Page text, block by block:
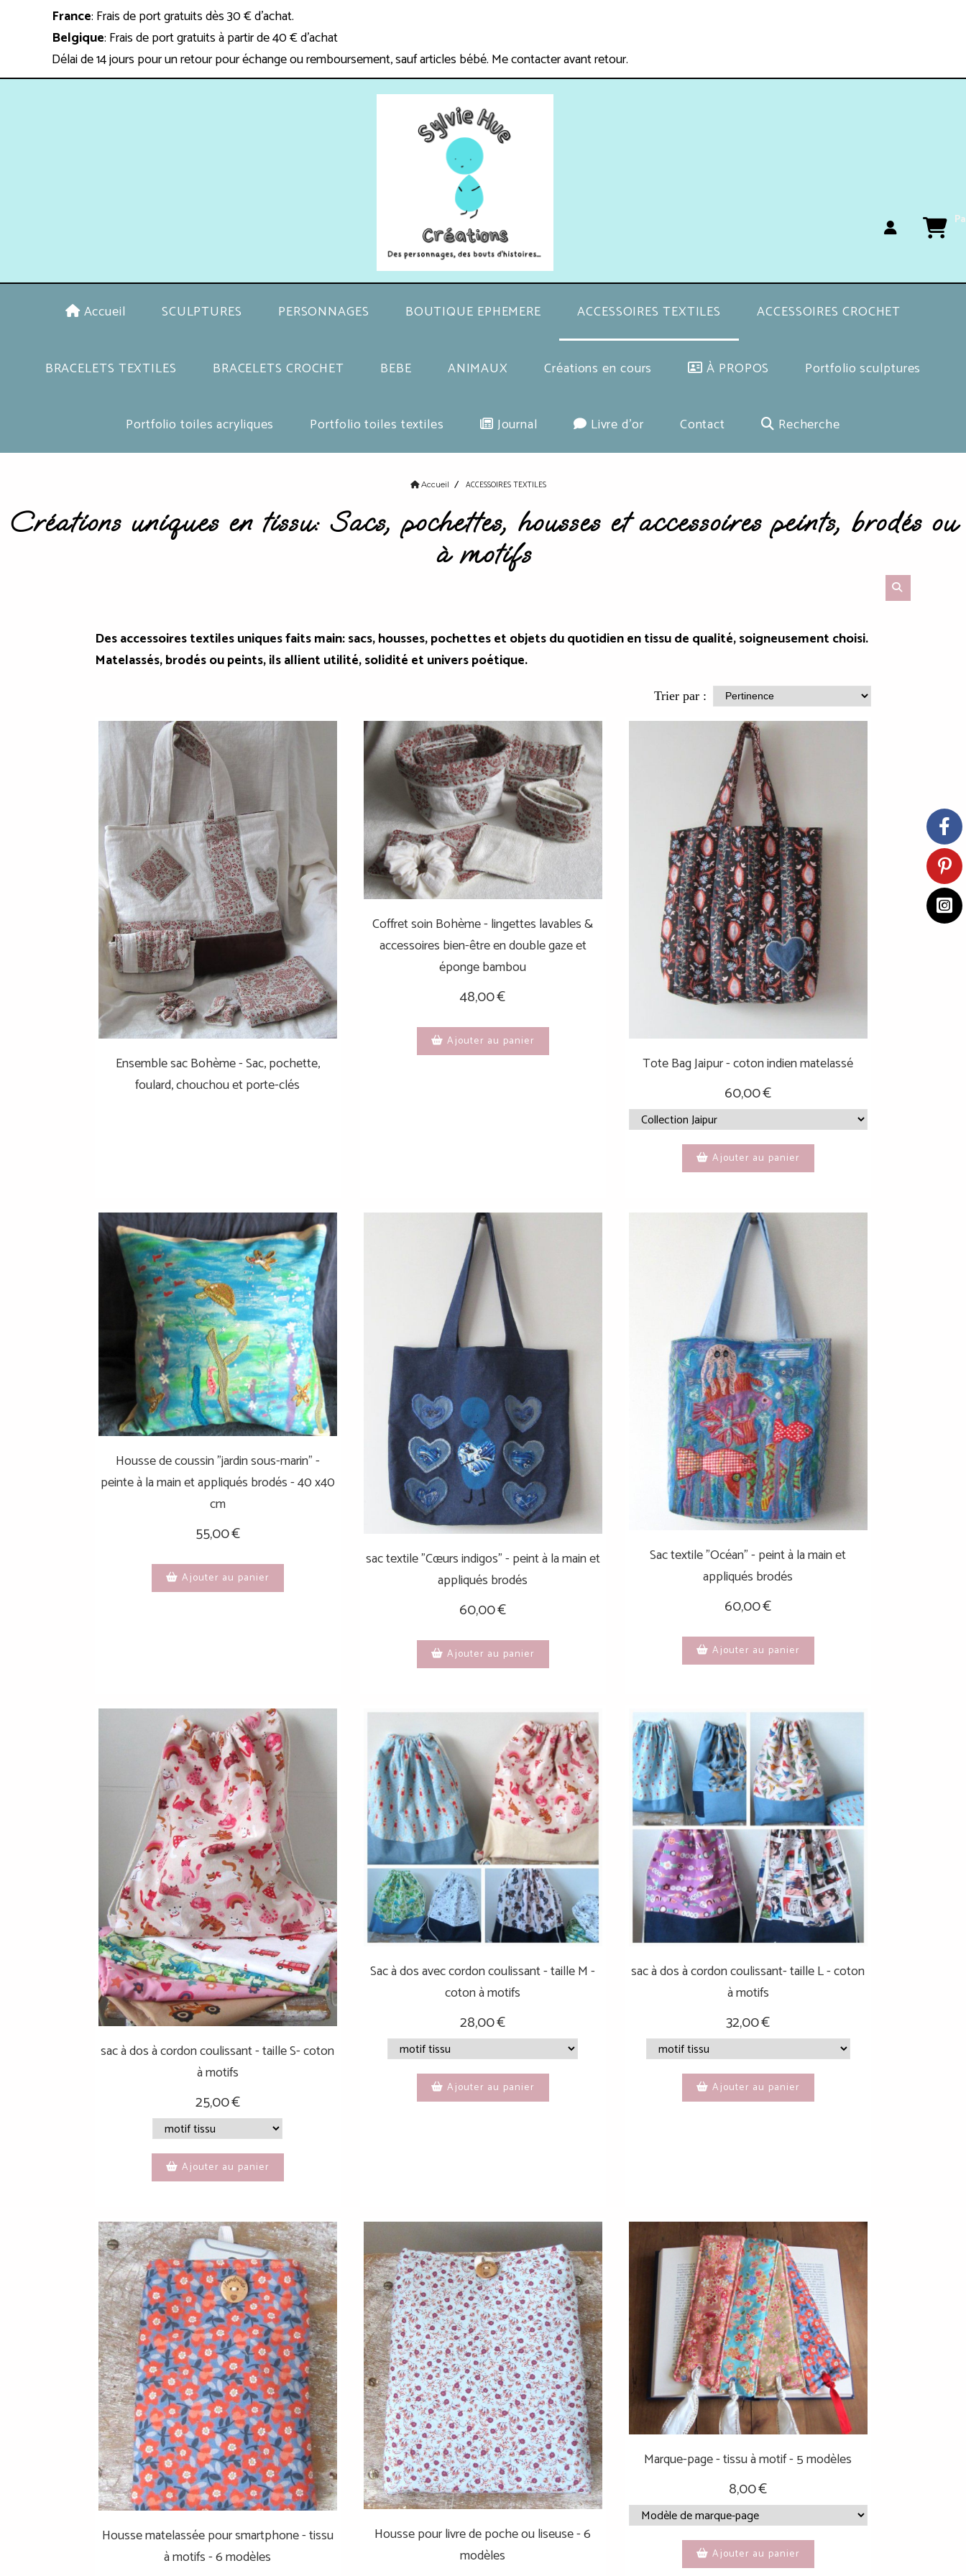
France: Frais de port gratuits dès 30 € d'achat.
Belgique: Frais de port gratuits à partir de 40 € d'achat
Délai de 14 jours pour un retour pour échange ou remboursement, sauf articles bébé. Me contacter avant retour.
Accueil SCULPTURES PERSONNAGES BOUTIQUE EPHEMERE ACCESSOIRES TEXTILES ACCESSOIRES CROCHET
BRACELETS TEXTILES BRACELETS CROCHET BEBE ANIMAUX Créations en cours À PROPOS Portfolio sculptures
Portfolio toiles acryliques Portfolio toiles textiles Journal Livre d'or Contact Recherche
Accueil ACCESSOIRES TEXTILES
Créations uniques en tissu: Sacs, pochettes, housses et accessoires peints, brodés ou
à motifs
Des accessoires textiles uniques faits main: sacs, housses, pochettes et objets du quotidien en tissu de qualité, soigneusement choisi.
Matelassés, brodés ou peints, ils allient utilité, solidité et univers poétique.
Trier par :
Ensemble sac Bohème - Sac, pochette,
foulard, chouchou et porte-clés
Coffret soin Bohème - lingettes lavables &
accessoires bien-être en double gaze et
éponge bambou
48,00€
Ajouter au panier
Tote Bag Jaipur - coton indien matelassé
60,00€
Ajouter au panier
Housse de coussin "jardin sous-marin" -
peinte à la main et appliqués brodés - 40 x40
cm
55,00€
Ajouter au panier
sac textile "Cœurs indigos" - peint à la main et
appliqués brodés
60,00€
Ajouter au panier
Sac textile "Océan" - peint à la main et
appliqués brodés
60,00€
Ajouter au panier
sac à dos à cordon coulissant - taille S- coton
à motifs
25,00€
Ajouter au panier
Sac à dos avec cordon coulissant - taille M -
coton à motifs
28,00€
Ajouter au panier
sac à dos à cordon coulissant- taille L - coton
à motifs
32,00€
Ajouter au panier
Housse matelassée pour smartphone - tissu
à motifs - 6 modèles
Housse pour livre de poche ou liseuse - 6
modèles
Marque-page - tissu à motif - 5 modèles
8,00€
Ajouter au panier